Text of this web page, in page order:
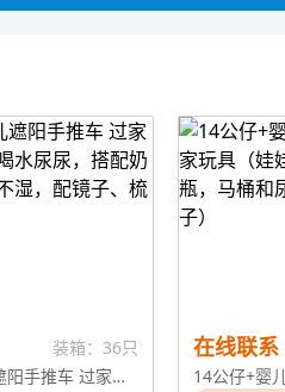
装箱：36只
14公仔+婴儿遮阳手推车 过家家玩具（娃娃喝水尿尿，搭配奶瓶，马桶和尿不湿，配镜子、梳子）
在线联系